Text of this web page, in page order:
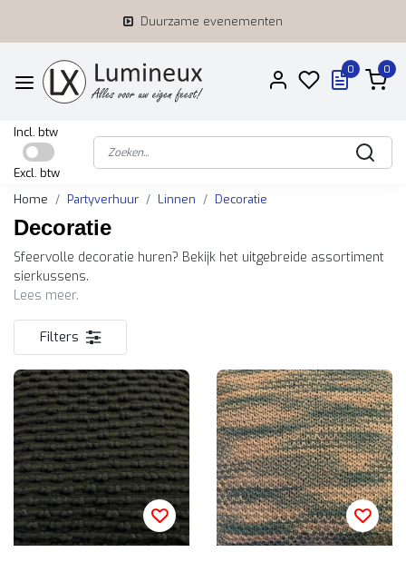
Duurzame evenementen
0 0
Incl. btw
Excl. btw
Home
Partyverhuur Linnen Decoratie
Decoratie
Sfeervolle decoratie huren? Bekijk het uitgebreide assortiment
sierkussens.
Lees meer.
Filters